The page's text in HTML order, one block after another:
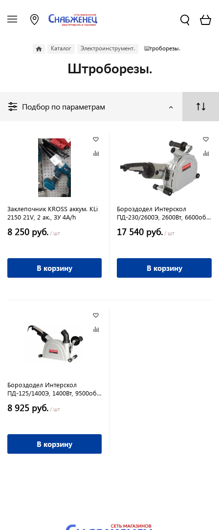
Каталог Электроинструмент. Штроборезы.
Штроборезы.
Подбор по параметрам
Заклепочник KROSS аккум. KLi
2150 21V, 2 ак., ЗУ 4A/h
8 250 руб. / шт
В корзину
Бороздодел Интерскол
ПД-230/2600Э, 2600Вт, 6600об/
10,7кг
17 540 руб. / шт
В корзину
Бороздодел Интерскол
ПД-125/1400Э, 1400Вт, 9500об/
2,4кг
8 925 руб. / шт
В корзину